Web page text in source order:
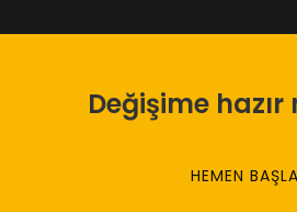
Değişime hazır
HEMEN